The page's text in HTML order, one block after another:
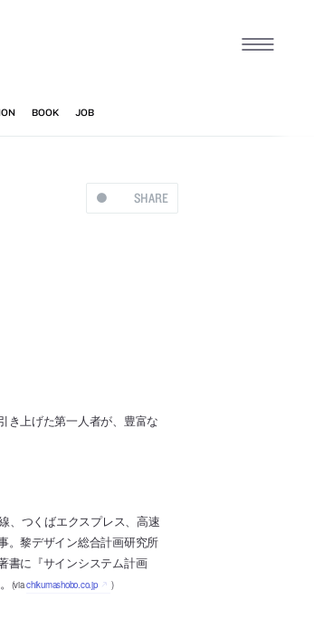
SHARE
き上げた第一人者が、豊富な
、つくばエクスプレス、高速
。黎デザイン総合計画研究所
書に『サインシステム計画
(viachikumashobo.co.jp )